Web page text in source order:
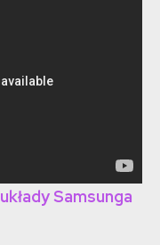
Samsunga